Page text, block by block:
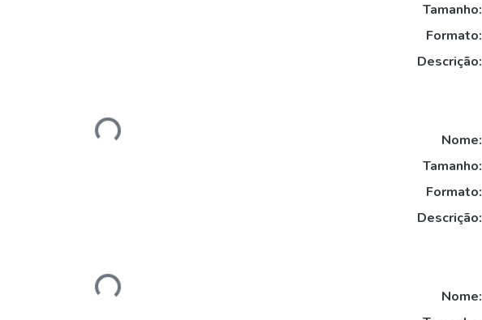
Carregando...
Tamanho:
Formato:
Descrição:
Carregando...
Nome:
Tamanho:
Formato:
Descrição:
Nome: